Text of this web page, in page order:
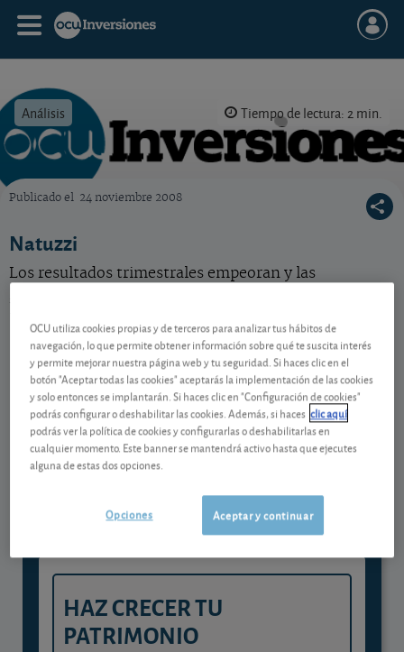
Análisis Tiempo de lectura: 2 min.
Publicado el 24 noviembre 2008
Natuzzi
Los resultados trimestrales empeoran y las
Contenido reservado a SOCIOS
Gestiona tu dinero con visión
experta
para ti
HAZ CRECER TU
PATRIMONIO
OCU utiliza cookies propias y de terceros para analizar tus hábitos de
navegación, lo que permite obtener información sobre qué te suscita interés
y permite mejorar nuestra página web y tu seguridad. Si haces clic en el
botón "Aceptar todas las cookies" aceptarás la implementación de las cookies
y solo entonces se implantarán. Si haces clic en "Configuración de cookies"
podrás configurar o deshabilitar las cookies. Además, si haces clic aquí
podrás ver la política de cookies y configurarlas o deshabilitarlas en
cualquier momento. Este banner se mantendrá activo hasta que ejecutes
alguna de estas dos opciones.
Aceptar y continuar
Opciones